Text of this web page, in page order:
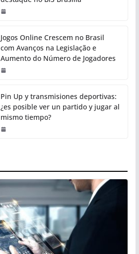
Jogos Online Crescem no Brasil
com Avanços na Legislação e
Aumento do Número de Jogadores
Pin Up y transmisiones deportivas:
¿es posible ver un partido y jugar al
mismo tiempo?